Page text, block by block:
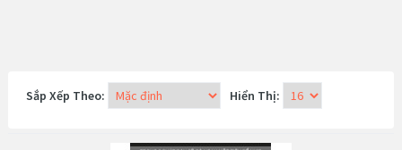
Sắp Xếp Theo: Hiển Thị: